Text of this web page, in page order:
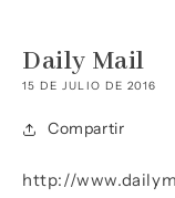
Daily Mail
15 DE JULIO DE 2016
Compartir
http://